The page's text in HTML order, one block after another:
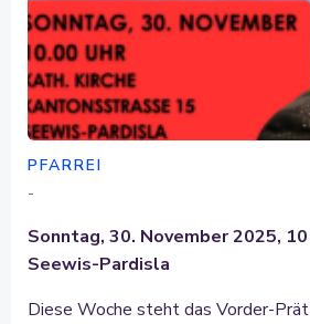
PFARREI
-
Sonntag, 30. November 2025,
Seewis-Pardisla
Diese Woche steht das Vorder-